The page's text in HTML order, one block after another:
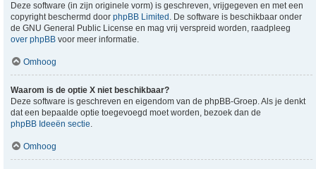
Deze software (in zijn originele vorm) is geschreven, vrijgegeven en met een
copyright beschermd door phpBB Limited . De software is beschikbaar onder
de GNU General Public License en mag vrij verspreid worden, raadpleeg
over phpBB voor meer informatie.
Omhoog
Waarom is de optie X niet beschikbaar?
Deze software is geschreven en eigendom van de phpBB-Groep. Als je denkt
dat een bepaalde optie toegevoegd moet worden, bezoek dan de
phpBB Ideeën sectie.
Omhoog